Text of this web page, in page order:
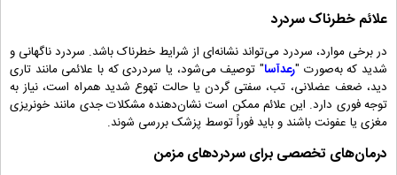
علائم خطرناک سردرد
در برخی موارد، سردرد می‌تواند نشانه‌ای از شرایط خطرناک باشد. سردرد ناگهانی و
شدید که به‌صورت "رعدآسا" توصیف می‌شود، یا سردردی که با علائمی مانند تاری
دید، ضعف عضلانی، تب، سفتی گردن یا حالت تهوع شدید همراه است، نیاز به
توجه فوری دارد. این علائم ممکن است نشان‌دهنده مشکلات جدی مانند خونریزی
مغزی یا عفونت باشند و باید فوراً توسط پزشک بررسی شوند.
درمان‌های تخصصی برای سردردهای مزمن